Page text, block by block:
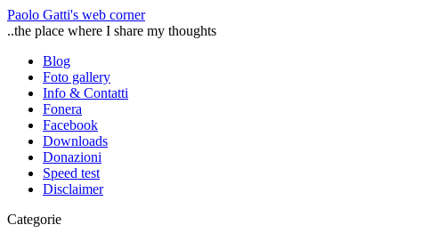
Paolo Gatti's web corner
..the place where I share my thoughts
Blog
Foto gallery
Info & Contatti
Fonera
Facebook
Downloads
Donazioni
Speed test
Disclaimer
Categorie